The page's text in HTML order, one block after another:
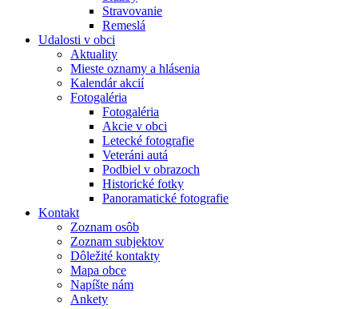
Stravovanie
Remeslá
Udalosti v obci
Aktuality
Mieste oznamy a hlásenia
Kalendár akcií
Fotogaléria
Fotogaléria
Akcie v obci
Letecké fotografie
Veteráni autá
Podbiel v obrazoch
Historické fotky
Panoramatické fotografie
Kontakt
Zoznam osôb
Zoznam subjektov
Dôležité kontakty
Mapa obce
Napíšte nám
Ankety